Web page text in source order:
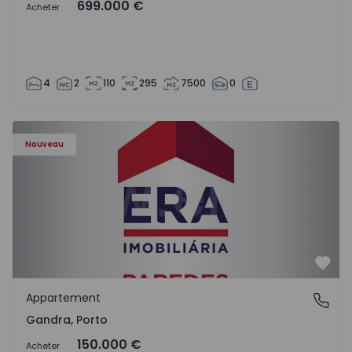
Acheter 699.000 €
4 2 110 295 7500 0
Nouveau
Appartement T0 Paredes, Gandra - 1575265 - 1
Gandra, Porto
Appartement
Gandra, Porto
Acheter 150.000 €